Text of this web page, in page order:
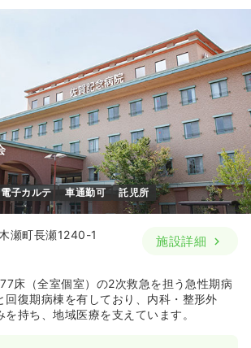
電子カルテ 車通勤可 託児所
瀬町長瀬1240-1
施設詳細
床（全室個室）の2次救急を担う急性期病
回復期病棟を有しており、内科・整形外
持ち、地域医療を支えています。